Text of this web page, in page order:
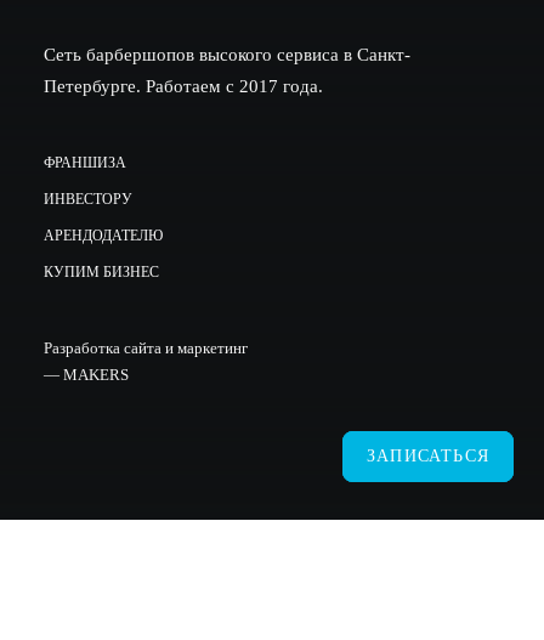
Сеть барбершопов высокого сервиса в Санкт-
Петербурге. Работаем с 2017 года.
ФРАНШИЗА
ИНВЕСТОРУ
АРЕНДОДАТЕЛЮ
КУПИМ БИЗНЕС
Разработка сайта и маркетинг
— MAKERS
ЗАПИСАТЬСЯ